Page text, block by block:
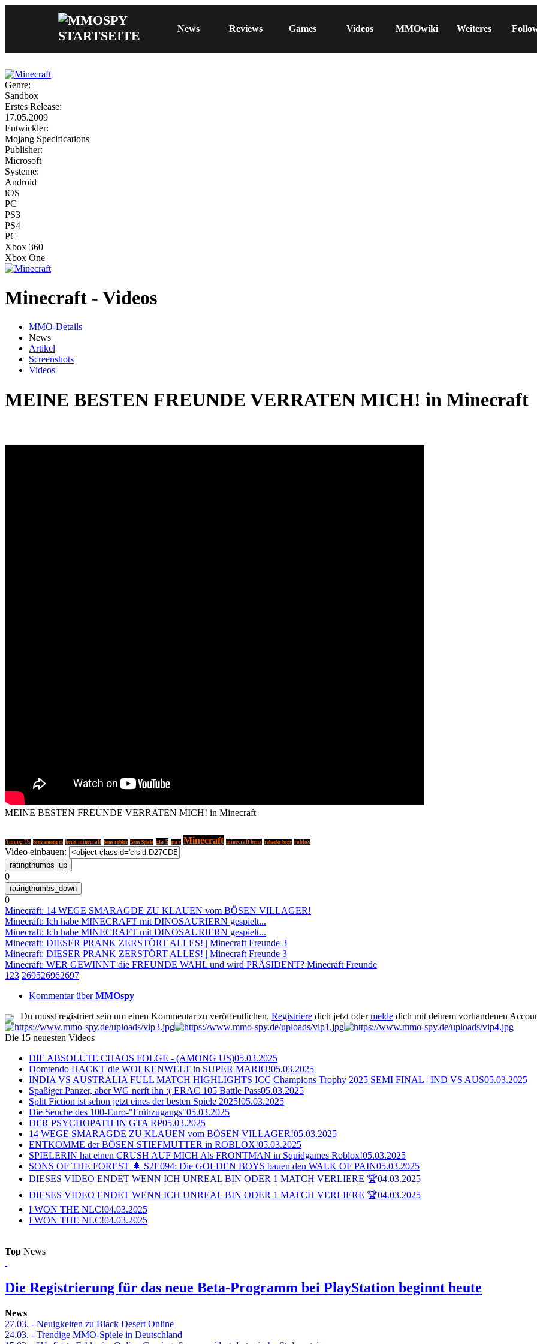
News Reviews Games Videos MMOwiki Weiteres
Genre:
Sandbox
Erstes Release:
17.05.2009
Entwickler:
Mojang Specifications
Publisher:
Microsoft
Systeme:
Android
iOS
PC
PS3
PS4
PC
Xbox 360
Xbox One
Minecraft - Videos
MMO-Details
News
Artikel
Screenshots
Videos
MEINE BESTEN FREUNDE VERRATEN MICH! in Minecraft
MEINE BESTEN FREUNDE VERRATEN MICH! in Minecraft
Among Us benx among us benx minecraft benx roblox Benx Spiele gta 5 gta v Minecraft minecraft benx rabauke benx roblox
Video einbauen:
0
0
Minecraft: 14 WEGE SMARAGDE ZU KLAUEN vom BÖSEN VILLAGER!
Minecraft: Ich habe MINECRAFT mit DINOSAURIERN gespielt...
Minecraft: Ich habe MINECRAFT mit DINOSAURIERN gespielt...
Minecraft: DIESER PRANK ZERSTÖRT ALLES! | Minecraft Freunde 3
Minecraft: DIESER PRANK ZERSTÖRT ALLES! | Minecraft Freunde 3
Minecraft: WER GEWINNT die FREUNDE WAHL und wird PRÄSIDENT? Minecraft Freunde
1 23 269526962697
Kommentar überMMOspy
Du musst registriert sein um einen Kommentar zu veröffentlichen. Registriere dich jetzt odermelde dich mit deinem vorhandenen
Die 15 neuesten Videos
DIE ABSOLUTE CHAOS FOLGE - (AMONG US)05.03.2025
Domtendo HACKT die WOLKENWELT in SUPER MARIO!05.03.2025
INDIA VS AUSTRALIA FULL MATCH HIGHLIGHTS ICC Champions Trophy 2025 SEMI FINAL | IND VS AUS05.03.2025
Spaßiger Panzer, aber WG nerft ihn :( ERAC 105 Battle Pass05.03.2025
Split Fiction ist schon jetzt eines der besten Spiele 2025!05.03.2025
Die Seuche des 100-Euro-"Frühzugangs"05.03.2025
DER PSYCHOPATH IN GTA RP05.03.2025
14 WEGE SMARAGDE ZU KLAUEN vom BÖSEN VILLAGER!05.03.2025
ENTKOMME der BÖSEN STIEFMUTTER in ROBLOX!05.03.2025
SPIELERIN hat einen CRUSH AUF MICH Als FRONTMAN in Squidgames Roblox!05.03.2025
SONS OF THE FOREST 🌲 S2E094: Die GOLDEN BOYS bauen den WALK OF PAIN05.03.2025
DIESES VIDEO ENDET WENN ICH UNREAL BIN ODER 1 MATCH VERLIERE 🏆04.03.2025
DIESES VIDEO ENDET WENN ICH UNREAL BIN ODER 1 MATCH VERLIERE 🏆04.03.2025
I WON THE NLC!04.03.2025
I WON THE NLC!04.03.2025
Top News
Die Registrierung für das neue Beta-Programm bei PlayStation beginnt heute
News
27.03. - Neuigkeiten zu Black Desert Online
24.03. - Trendige MMO-Spiele in Deutschland